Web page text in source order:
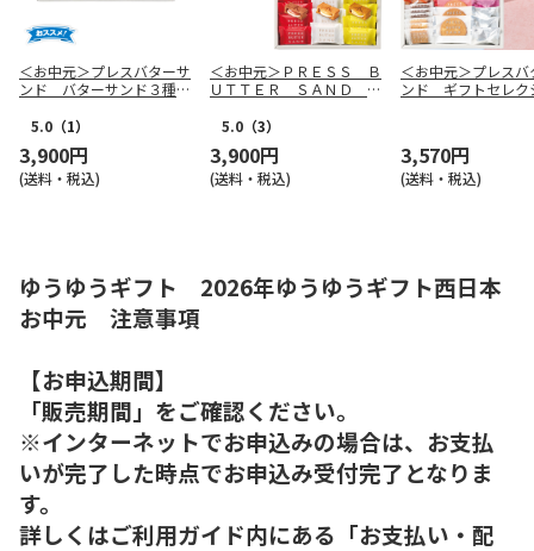
＜お中元＞プレスバターサ
ンド バターサンド３種
5.0 （1）
3,900円
(送料・税込)
＜お中元＞ＰＲＥＳＳ Ｂ
ＵＴＴＥＲ ＳＡＮＤ バ
まおう苺・檸檬〉（東日本
5.0 （3）
3,900円
(送料・税込)
＜お中元＞プレスバ
ンド ギフトセレク
3,570円
(送料・税込)
ゆうゆうギフト 2026年ゆうゆうギフト西日本
お中元 注意事項
【お申込期間】
「販売期間」をご確認ください。
※インターネットでお申込みの場合は、お支払
いが完了した時点でお申込み受付完了となりま
す。
詳しくはご利用ガイド内にある「お支払い・配